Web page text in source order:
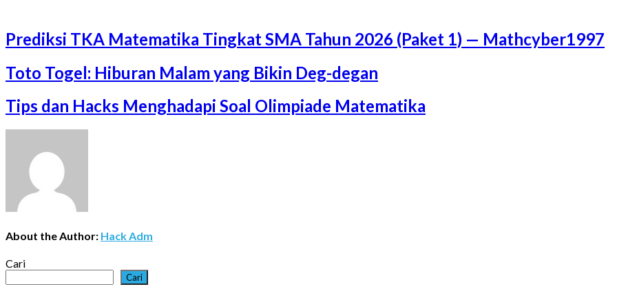
Prediksi TKA Matematika Tingkat SMA Tahun 2026 (Paket 1) — Mathcyber1997
Toto Togel: Hiburan Malam yang Bikin Deg-degan
Tips dan Hacks Menghadapi Soal Olimpiade Matematika
About the Author: Hack Adm
Cari
Cari